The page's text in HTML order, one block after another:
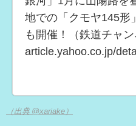
地での「クモヤ145形
も開催！（鉄道チャン
article.yahoo.co.jp/
（出典 @xariake）